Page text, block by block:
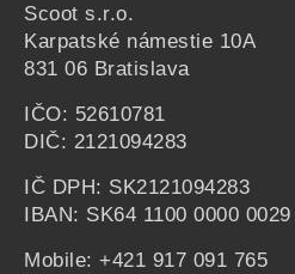
Scoot s.r.o.
Karpatské námestie 10A
831 06 Bratislava
IČO: 52610781
DIČ: 2121094283
IČ DPH: SK2121094283
IBAN: SK64 1100 0000
Mobile: +421 917 091 765